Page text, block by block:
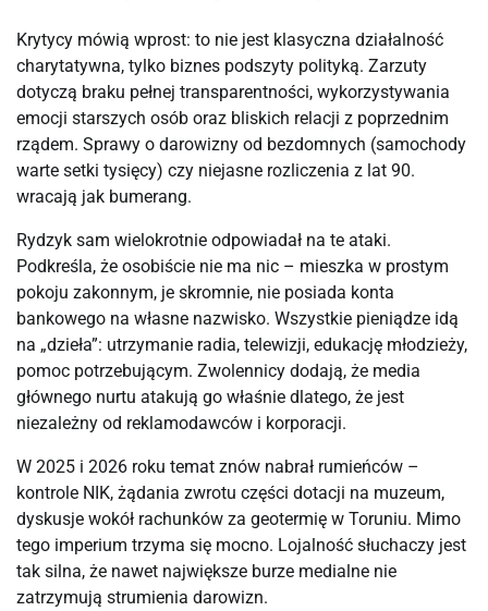
Krytycy mówią wprost: to nie jest klasyczna działalność
charytatywna, tylko biznes podszyty polityką. Zarzuty
dotyczą braku pełnej transparentności, wykorzystywania
emocji starszych osób oraz bliskich relacji z poprzednim
rządem. Sprawy o darowizny od bezdomnych (samochody
warte setki tysięcy) czy niejasne rozliczenia z lat 90.
wracają jak bumerang.
Rydzyk sam wielokrotnie odpowiadał na te ataki.
Podkreśla, że osobiście nie ma nic – mieszka w prostym
pokoju zakonnym, je skromnie, nie posiada konta
bankowego na własne nazwisko. Wszystkie pieniądze idą
na „dzieła”: utrzymanie radia, telewizji, edukację młodzieży,
pomoc potrzebującym. Zwolennicy dodają, że media
głównego nurtu atakują go właśnie dlatego, że jest
niezależny od reklamodawców i korporacji.
W 2025 i 2026 roku temat znów nabrał rumieńców –
kontrole NIK, żądania zwrotu części dotacji na muzeum,
dyskusje wokół rachunków za geotermię w Toruniu. Mimo
tego imperium trzyma się mocno. Lojalność słuchaczy jest
tak silna, że nawet największe burze medialne nie
zatrzymują strumienia darowizn.